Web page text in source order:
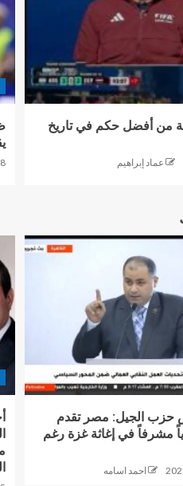
من أفضل حكم في تاريخ
عماد إبراهيم 8 يوليو، 2026
حزب الجيل: مصر تقدم
مشرفاً في إغاثة غزة رغم
احمد اسامه